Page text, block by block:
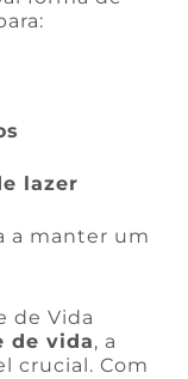
lazer
a manter um
de Vida
de vida, a
crucial. Com